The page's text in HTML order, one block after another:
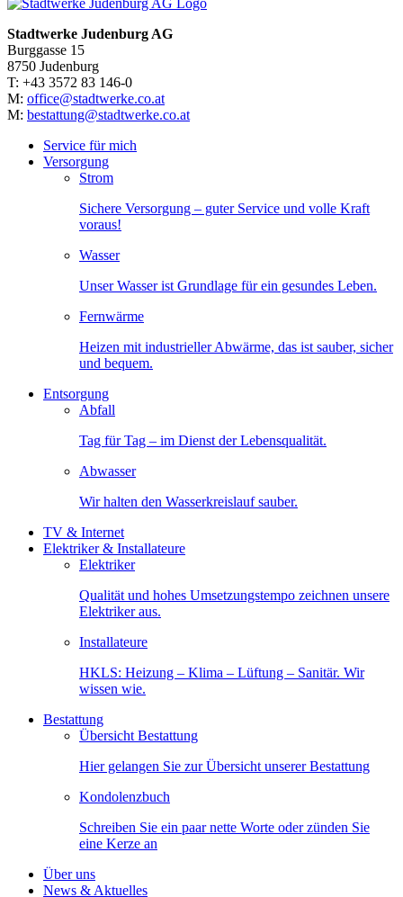
Stadtwerke Judenburg AG
Burggasse 15
8750 Judenburg
T: +43 3572 83 146-0
M: office@stadtwerke.co.at
M: bestattung@stadtwerke.co.at
Service für mich
Versorgung
Strom
Sichere Versorgung – guter Service und volle Kraft
voraus!
Wasser
Unser Wasser ist Grundlage für ein gesundes Leben.
Fernwärme
Heizen mit industrieller Abwärme, das ist sauber, sicher
und bequem.
Entsorgung
Abfall
Tag für Tag – im Dienst der Lebensqualität.
Abwasser
Wir halten den Wasserkreislauf sauber.
TV & Internet
Elektriker & Installateure
Elektriker
Qualität und hohes Umsetzungstempo zeichnen unsere
Elektriker aus.
Installateure
HKLS: Heizung – Klima – Lüftung – Sanitär. Wir
wissen wie.
Bestattung
Übersicht Bestattung
Hier gelangen Sie zur Übersicht unserer Bestattung
Kondolenzbuch
Schreiben Sie ein paar nette Worte oder zünden Sie
eine Kerze an
Über uns
News & Aktuelles